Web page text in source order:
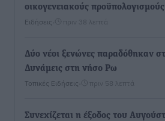
οικογενειακούς προϋπολογισμούς
Ειδήσεις πριν 38 λεπτά
Δύο νέοι ξενώνες παραδόθηκαν
Δυνάμεις στη νήσο Ρω
Τοπικές Ειδήσεις πριν 58 λεπτά
Συνεχίζεται η έξοδος του